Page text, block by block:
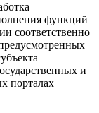
функций
соответственно
и
порталах